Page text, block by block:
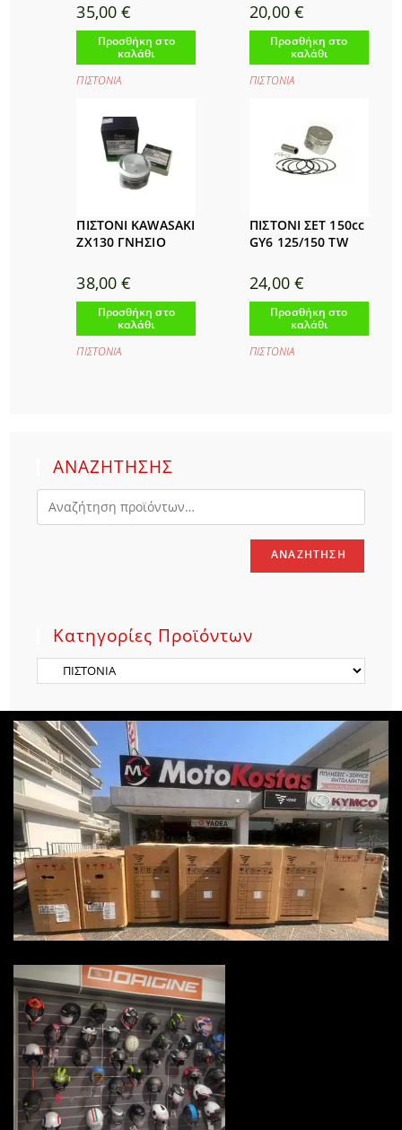
35,00€
Προσθήκη στο
καλάθι
ΠΙΣΤΟΝΙΑ
20,00 €
Προσθήκη στο
καλάθι
ΠΙΣΤΟΝΙΑ
ΠΙΣΤΟΝΙ KAWASAKI
ZX130 ΓΝΗΣΙΟ
38,00€
Προσθήκη στο
καλάθι
ΠΙΣΤΟΝΙΑ
ΠΙΣΤΟΝΙ ΣΕΤ 150cc
GY6 125/150 TW
24,00 €
Προσθήκη στο
καλάθι
ΠΙΣΤΟΝΙΑ
ΑΝΑΖΗΤΗΣΗΣ
ΑΝΑΖΉΤΗΣΗ
Κατηγορίες Προϊόντων